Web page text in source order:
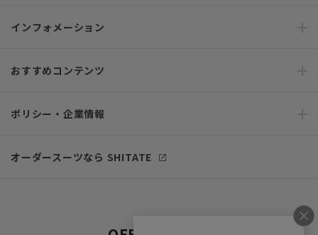
インフォメーション
おすすめコンテンツ
ポリシー・企業情報
オーダースーツなら SHITATE